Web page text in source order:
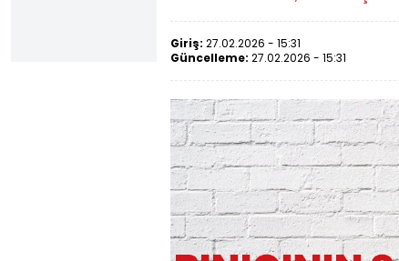
Giriş: 27.02.2026 - 15:31
Güncelleme: 27.02.2026 - 15:31